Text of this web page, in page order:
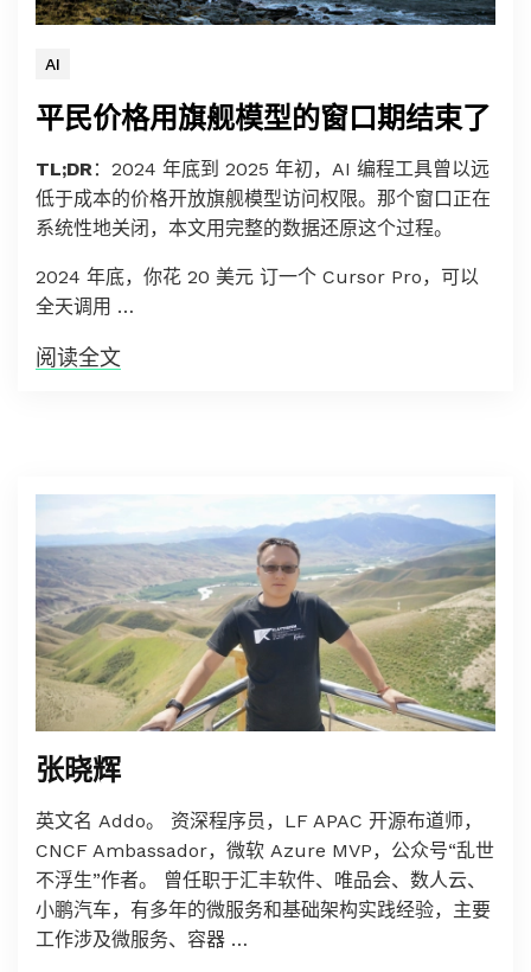
AI
平民价格用旗舰模型的窗口期结束了
TL;DR：2024 年底到 2025 年初，AI 编程工具曾以远
低于成本的价格开放旗舰模型访问权限。那个窗口正在
系统性地关闭，本文用完整的数据还原这个过程。
2024 年底，你花 20 美元 订一个 Cursor Pro，可以
全天调用 …
阅读全文
张晓辉
英文名 Addo。 资深程序员，LF APAC 开源布道师，
CNCF Ambassador，微软 Azure MVP，公众号“乱世
不浮生”作者。 曾任职于汇丰软件、唯品会、数人云、
小鹏汽车，有多年的微服务和基础架构实践经验，主要
工作涉及微服务、容器 …